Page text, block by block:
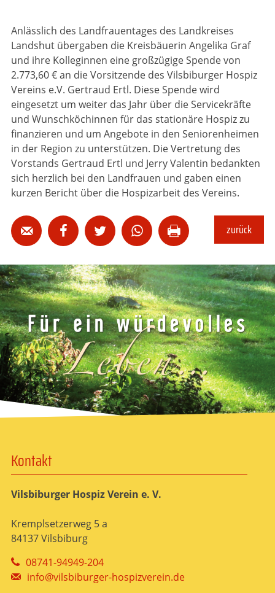
Anlässlich des Landfrauentages des Landkreises
Landshut übergaben die Kreisbäuerin Angelika Graf
und ihre Kolleginnen eine großzügige Spende von
2.773,60 € an die Vorsitzende des Vilsbiburger Hospiz
Vereins e.V. Gertraud Ertl. Diese Spende wird
eingesetzt um weiter das Jahr über die Servicekräfte
und Wunschköchinnen für das stationäre Hospiz zu
finanzieren und um Angebote in den Seniorenheimen
in der Region zu unterstützen. Die Vertretung des
Vorstands Gertraud Ertl und Jerry Valentin bedankten
sich herzlich bei den Landfrauen und gaben einen
kurzen Bericht über die Hospizarbeit des Vereins.
     zurück
Kontakt
Vilsbiburger Hospiz Verein e. V.
Kremplsetzerweg 5 a
84137 Vilsbiburg
08741-94949-204
info@vilsbiburger-hospizverein.de